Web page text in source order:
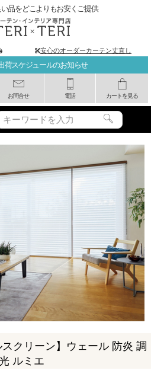
荷スケジュールのお知らせ
お問合せ 電話 カートを見る
品をどこよりもお安くご提供
安心のオーダーカーテン丈直し
スクリーン】ウェール 防炎 調
ルミエ